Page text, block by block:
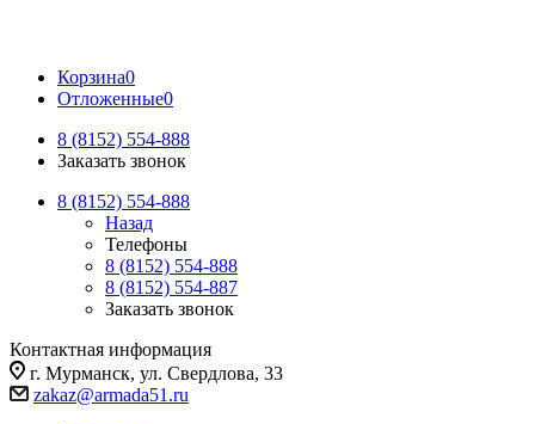
Корзина0
Отложенные0
8 (8152) 554-888
Заказать звонок
8 (8152) 554-888
Назад
Телефоны
8 (8152) 554-888
8 (8152) 554-887
Заказать звонок
Контактная информация
г. Мурманск, ул. Свердлова, 33
zakaz@armada51.ru